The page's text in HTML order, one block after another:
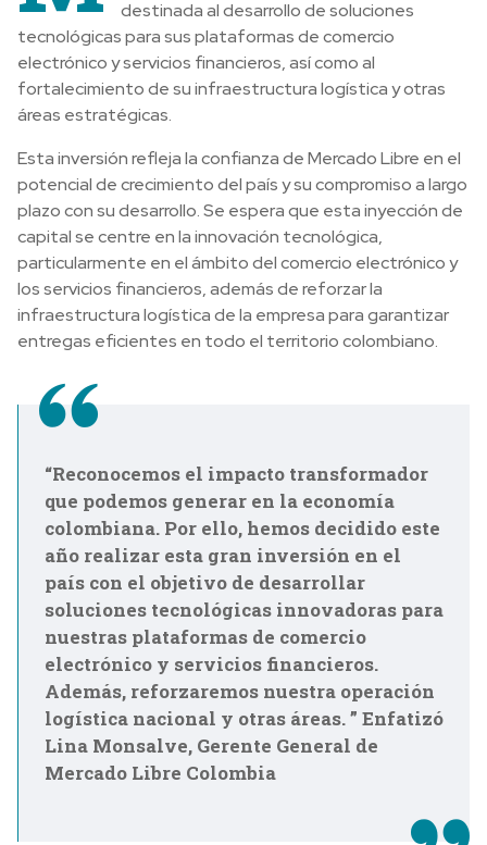
destinada al desarrollo de soluciones
tecnológicas para sus plataformas de comercio
electrónico y servicios financieros, así como al
fortalecimiento de su infraestructura logística y otras
áreas estratégicas.
Esta inversión refleja la confianza de Mercado Libre en el
potencial de crecimiento del país y su compromiso a largo
plazo con su desarrollo. Se espera que esta inyección de
capital se centre en la innovación tecnológica,
particularmente en el ámbito del comercio electrónico y
los servicios financieros, además de reforzar la
infraestructura logística de la empresa para garantizar
entregas eficientes en todo el territorio colombiano.
“Reconocemos el impacto transformador
que podemos generar en la economía
colombiana. Por ello, hemos decidido este
año realizar esta gran inversión en el
país con el objetivo de desarrollar
soluciones tecnológicas innovadoras para
nuestras plataformas de comercio
electrónico y servicios financieros.
Además, reforzaremos nuestra operación
logística nacional y otras áreas. ” Enfatizó
Lina Monsalve, Gerente General de
Mercado Libre Colombia